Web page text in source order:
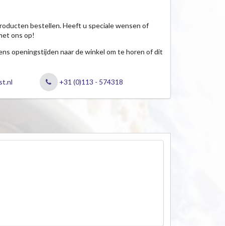
bestellen. Heeft u speciale wensen of
ons op!
openingstijden naar de winkel om te horen of dit
+31 (0)113 - 574318